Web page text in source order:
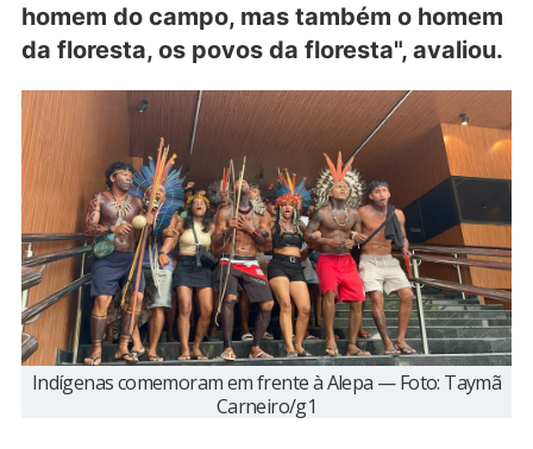
homem do campo, mas também o homem
da floresta, os povos da floresta", avaliou.
Indígenas comemoram em frente à Alepa — Foto: Taymã
Carneiro/g1